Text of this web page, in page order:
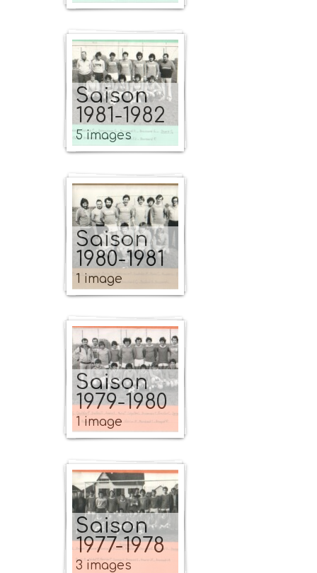
Saison
1981-1982
5 images
Saison
1980-1981
1 image
Saison
1979-1980
1 image
Saison
1977-1978
3 images